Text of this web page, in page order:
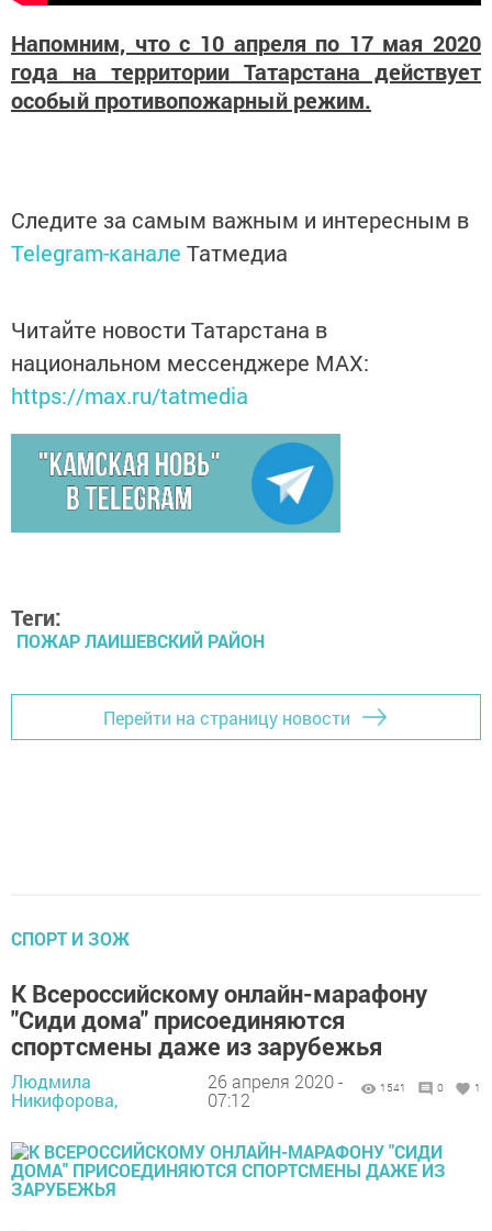
Напомним, что с 10 апреля по 17 мая 2020
года на территории Татарстана действует
особый противопожарный режим.
Следите за самым важным и интересным в
Telegram-канале Татмедиа
Читайте новости Татарстана в
национальном мессенджере MАХ:
https://max.ru/tatmedia
Теги:
ПОЖАР ЛАИШЕВСКИЙ РАЙОН
Перейти на страницу новости
СПОРТ И ЗОЖ
К Всероссийскому онлайн-марафону
"Сиди дома" присоединяются
спортсмены даже из зарубежья
Людмила
Никифорова,
26 апреля 2020 -
07:12
1541 0 1